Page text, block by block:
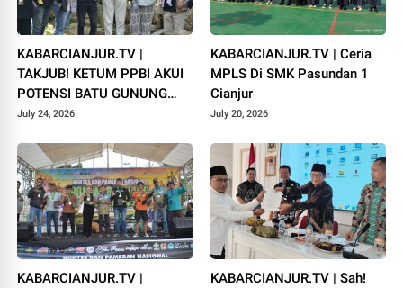
KABARCIANJUR.TV |
TAKJUB! KETUM PPBI AKUI
POTENSI BATU GUNUNG
PADANG
July 24, 2026
KABARCIANJUR.TV | Ceria
MPLS Di SMK Pasundan 1
Cianjur
July 20, 2026
KABARCIANJUR.TV |
KABARCIANJUR.TV | Sah!